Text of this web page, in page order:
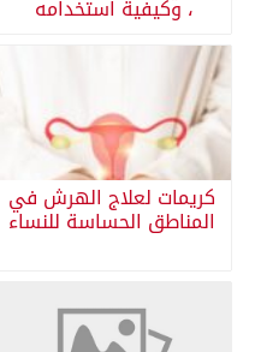
، وكيفية استخدامه
كريمات لعلاج الهرش في
المناطق الحساسة للنساء